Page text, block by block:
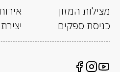
מצילות המזון
כניסת ספקים